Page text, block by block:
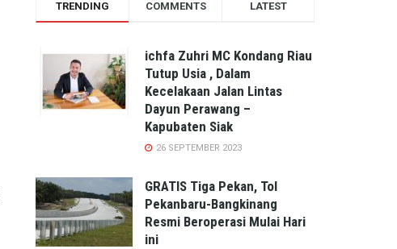
TRENDING COMMENTS LATEST
ichfa Zuhri MC Kondang Riau
Tutup Usia , Dalam
Kecelakaan Jalan Lintas
Dayun Perawang –
Kapubaten Siak
26 SEPTEMBER 2023
GRATIS Tiga Pekan, Tol
Pekanbaru-Bangkinang
Resmi Beroperasi Mulai Hari
ini